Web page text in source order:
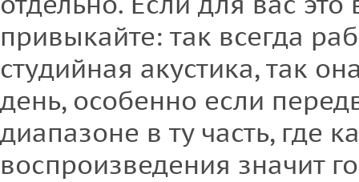
привыкайте: так всегда
студийная акустика, так
день, особенно если
диапазоне в ту часть, где
воспроизведения значит